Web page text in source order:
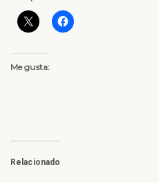
Me gusta:
Relacionado